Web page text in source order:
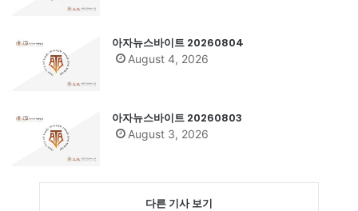
아자뉴스바이트 20260804
August 4, 2026
아자뉴스바이트 20260803
August 3, 2026
다른 기사 보기